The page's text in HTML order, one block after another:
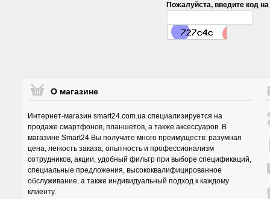
Пожалуйста, введите код
О магазине
Интернет-магазин smart24.com.ua специализируется на
продаже смартфонов, планшетов, а также аксессуаров. В
магазине Smart24 Вы получите много преимуществ: разумная
цена, легкость заказа, опытность и профессионализм
сотрудников, акции, удобный фильтр при выборе спецификаций,
специальные предложения, высококвалифицированное
обслуживание, а также индивидуальный подход к каждому
клиенту.